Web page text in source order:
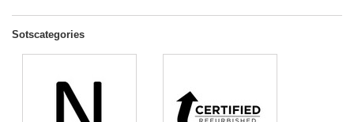
Sotscategories